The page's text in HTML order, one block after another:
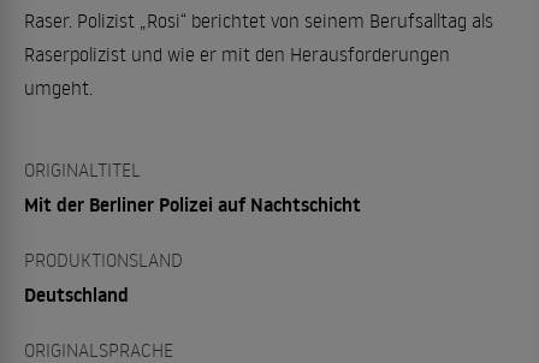
Raser. Polizist „Rosi“ berichtet von seinem Berufsalltag als
Raserpolizist und wie er mit den Herausforderungen
umgeht.
ORIGINALTITEL
Mit der Berliner Polizei auf Nachtschicht
PRODUKTIONSLAND
Deutschland
ORIGINALSPRACHE